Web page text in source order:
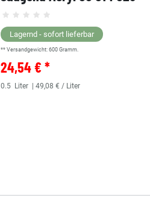
Lagernd - sofort lieferbar
** Versandgewicht:600 Gramm.
24,54 € *
0.5 Liter | 49,08 € / Liter